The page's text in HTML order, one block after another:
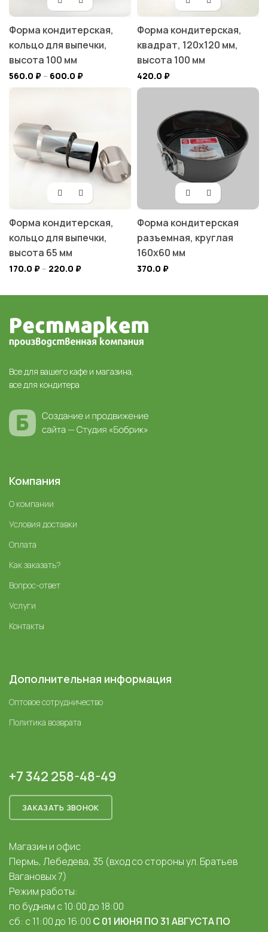
Форма кондитерская,
кольцо для выпечки,
высота 100 мм
560.0 ₽– 600.0 ₽
Форма кондитерская,
квадрат, 120х120 мм,
высота 100 мм
420.0 ₽
Форма кондитерская,
кольцо для выпечки,
высота 65 мм
170.0 ₽– 220.0 ₽
Форма кондитерская
разъемная, круглая
160х60 мм
370.0 ₽
Все для вашего кафе и магазина,
все для кондитера
Компания
О компании
Условия доставки
Оплата
Как заказать?
Вопрос-ответ
Услуги
Контакты
Дополнительная информация
Оптовое сотрудничество
Политика возврата
+7 342 258-48-49
ЗАКАЗАТЬ ЗВОНОК
Магазин и офис
Пермь, Лебедева, 35 (вход со стороны ул. Братьев
Вагановых 7)
Режим работы:
по будням с 10:00 до 18:00
сб: с 11:00 до 16:00 С 01 ИЮНЯ ПО 31 АВГУСТА ПО